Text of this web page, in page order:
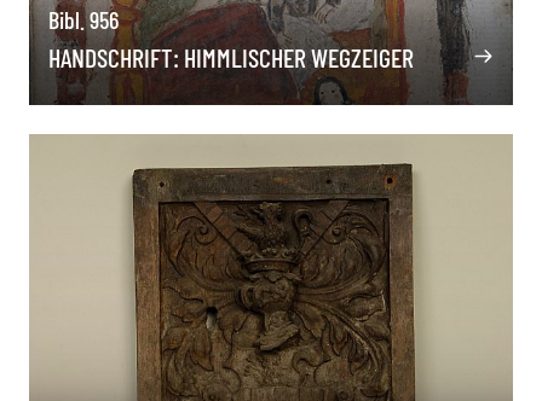
Bibl. 956
HANDSCHRIFT: HIMMLISCHER WEGZEIGER